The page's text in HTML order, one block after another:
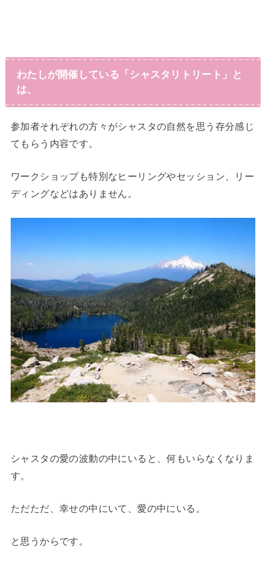
わたしが開催している「シャスタリトリート」と
は、
参加者それぞれの方々がシャスタの自然を思う存分感じ
てもらう内容です。
ワークショップも特別なヒーリングやセッション、リー
ディングなどはありません。
シャスタの愛の波動の中にいると、何もいらなくなりま
す。
ただただ、幸せの中にいて、愛の中にいる。
と思うからです。